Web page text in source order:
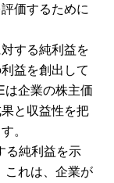
価するために
する純利益を
益を創出して
は企業の株主価
と収益性を把
。
る純利益を示
これは、企業が